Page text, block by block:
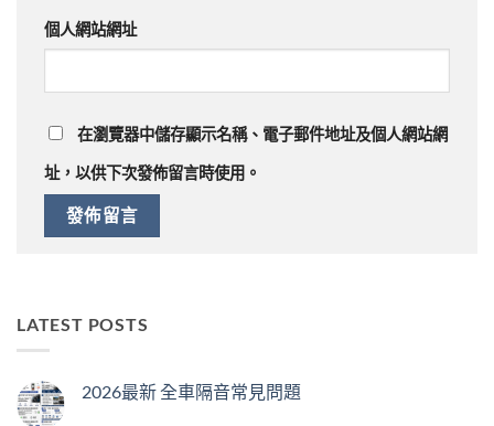
個人網站網址
在瀏覽器中儲存顯示名稱、電子郵件地址及個人網站網
址，以供下次發佈留言時使用。
LATEST POSTS
2026最新 全車隔音常見問題